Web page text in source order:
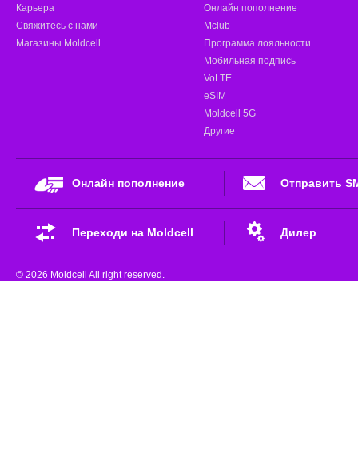
Карьера
Свяжитесь с нами
Магазины Moldcell
Онлайн пополнение
Mclub
Программа лояльности
Мобильная подпись
VoLTE
eSIM
Moldcell 5G
Другие
Онлайн пополнение Отправить
Переходи на Moldcell Дилер
© 2026 Moldcell All right reserved.